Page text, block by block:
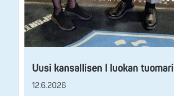
Uusi kansallisen I luokan tuomari
12.6.2026